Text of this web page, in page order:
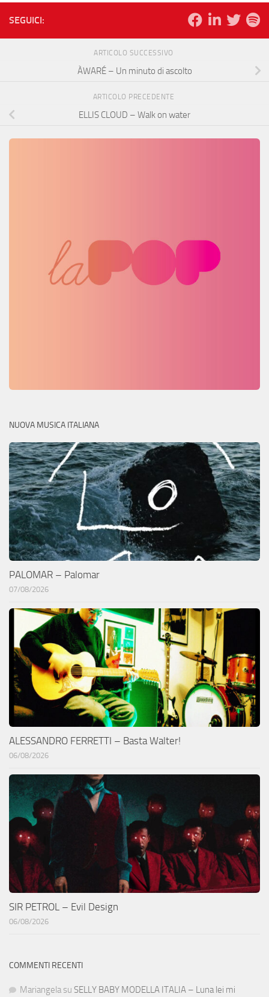
SEGUICI:
ARTICOLO SUCCESSIVO
ÀWARÉ – Un minuto di ascolto
ARTICOLO PRECEDENTE
ELLIS CLOUD – Walk on water
NUOVA MUSICA ITALIANA
PALOMAR – Palomar
07/08/2026
ALESSANDRO FERRETTI – Basta Walter!
06/08/2026
SIR PETROL – Evil Design
06/08/2026
COMMENTI RECENTI
Mariangela su SELLY BABY MODELLA ITALIA – Luna lei mi